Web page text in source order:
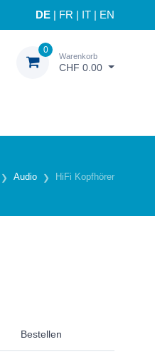
DE FR IT EN
0
Warenkorb
CHF 0.00
Audio HiFi Kopfhörer
Bestellen